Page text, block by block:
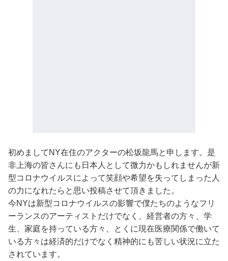
初めましてNY在住のアクターの松坂龍馬と申します。是
非上海の皆さんにも日本人として微力かもしれませんが新
型コロナウイルスによって笑顔や希望を失ってしまった人
の力になれたらと思い投稿させて頂きました。
今NYは新型コロナウイルスの影響で僕たちのようなフリ
ーランスのアーティストだけでなく、経営者の方々、学
生、家庭を持っている方々、とくに現在医療関係で働いて
いる方々は経済的だけでなく精神的にも苦しい状況に立た
されています。